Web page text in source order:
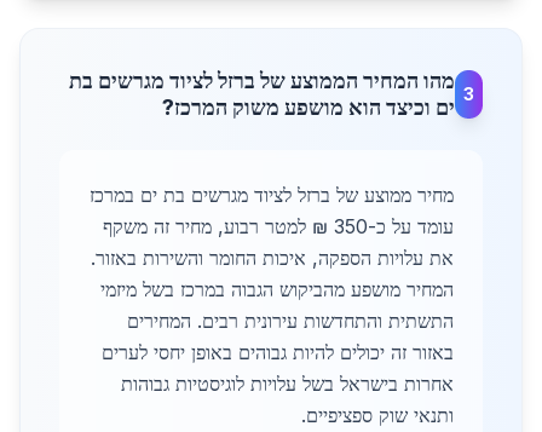
3
מהו המחיר הממוצע של ברזל לציוד מגרשים בת
ים וכיצד הוא מושפע משוק המרכז?
מחיר ממוצע של ברזל לציוד מגרשים בת ים במרכז
עומד על כ-350 ₪ למטר רבוע, מחיר זה משקף
את עלויות הספקה, איכות החומר והשירות באזור.
המחיר מושפע מהביקוש הגבוה במרכז בשל מיזמי
התשתית והתחדשות עירונית רבים. המחירים
באזור זה יכולים להיות גבוהים באופן יחסי לערים
אחרות בישראל בשל עלויות לוגיסטיות גבוהות
ותנאי שוק ספציפיים.